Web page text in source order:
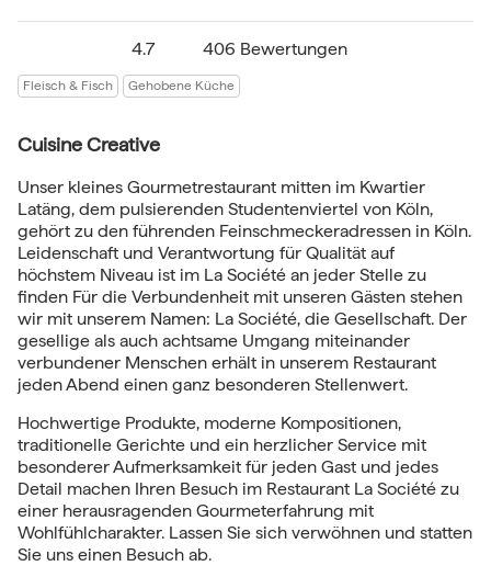
4.7 406 Bewertungen
Fleisch & Fisch Gehobene Küche
Cuisine Creative
Unser kleines Gourmetrestaurant mitten im Kwartier
Latäng, dem pulsierenden Studentenviertel von Köln,
gehört zu den führenden Feinschmeckeradressen in Köln.
Leidenschaft und Verantwortung für Qualität auf
höchstem Niveau ist im La Société an jeder Stelle zu
finden Für die Verbundenheit mit unseren Gästen stehen
wir mit unserem Namen: La Société, die Gesellschaft. Der
gesellige als auch achtsame Umgang miteinander
verbundener Menschen erhält in unserem Restaurant
jeden Abend einen ganz besonderen Stellenwert.
Hochwertige Produkte, moderne Kompositionen,
traditionelle Gerichte und ein herzlicher Service mit
besonderer Aufmerksamkeit für jeden Gast und jedes
Detail machen Ihren Besuch im Restaurant La Société zu
einer herausragenden Gourmeterfahrung mit
Wohlfühlcharakter. Lassen Sie sich verwöhnen und statten
Sie uns einen Besuch ab.